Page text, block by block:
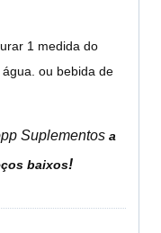
1 medida do
ou bebida de
Suplementos a
baixos!